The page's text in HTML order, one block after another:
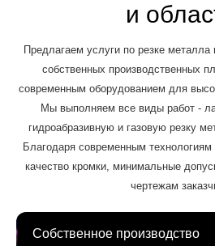
и
Предлагаем услуги по резке
собственных производственных
современным оборудованием для
Мы выполняем все виды работ -
гидроабразивную и газовую резку
Благодаря современным
качество кромки, минимальные
чертежам
Собственное производство